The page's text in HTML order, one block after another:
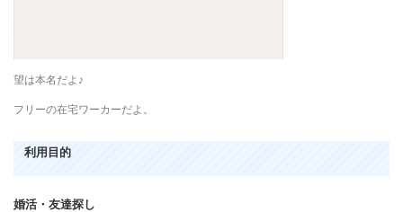
望は本名だよ♪
フリーの在宅ワーカーだよ。
利用目的
婚活・友達探し